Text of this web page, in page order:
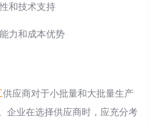
和技术支持
力和成本优势
供应商对于小批量和大批量生产
企业在选择供应商时，应充分考